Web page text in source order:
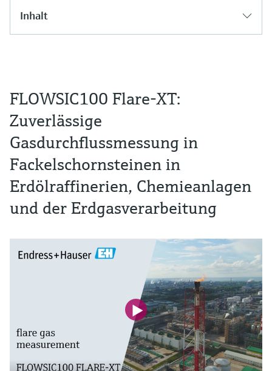
Inhalt
FLOWSIC100 Flare-XT:
Zuverlässige
Gasdurchflussmessung in
Fackelschornsteinen in
Erdölraffinerien, Chemieanlagen
und der Erdgasverarbeitung